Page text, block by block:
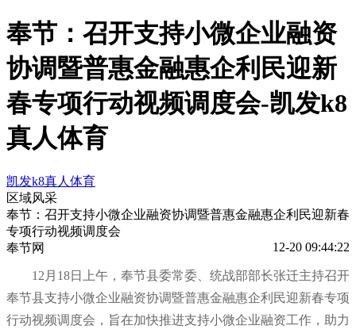
奉节：召开支持小微企业融资
协调暨普惠金融惠企利民迎新
春专项行动视频调度会-凯发k8
真人体育
凯发k8真人体育
区域风采
奉节：召开支持小微企业融资协调暨普惠金融惠企利民迎新春
专项行动视频调度会
奉节网
12-20 09:44:22
12月18日上午，奉节县委常委、统战部部长张迁主持召开
奉节县支持小微企业融资协调暨普惠金融惠企利民迎新春专项
行动视频调度会，旨在加快推进支持小微企业融资工作，助力